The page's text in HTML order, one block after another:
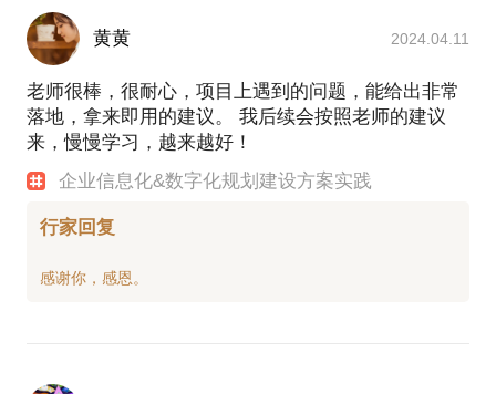
者。
黄黄 2024.04.11
老师很棒，很耐心，项目上遇到的问题，能给出非常
落地，拿来即用的建议。 我后续会按照老师的建议
来，慢慢学习，越来越好！
企业信息化&数字化规划建设方案实践
行家回复